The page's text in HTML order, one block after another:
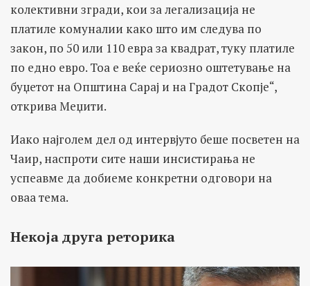
колективни згради, кои за легализација не
платиле комуналии како што им следува по
закон, по 50 или 110 евра за квадрат, туку платиле
по едно евро. Тоа е веќе сериозно оштетување на
буџетот на Општина Сарај и на Градот Скопје“,
открива Меџити.
Иако најголем дел од интервјуто беше посветен на
Чаир, наспроти сите наши инсистирања не
успеавме да добиеме конкретни одговори на
оваа тема.
Некоја друга реторика